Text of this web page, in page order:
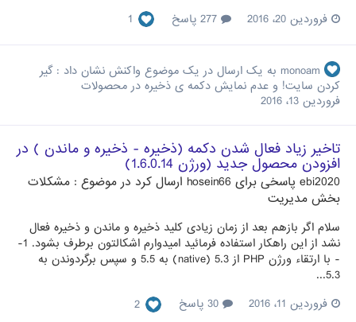
فروردین 20، 2016
1
monoam به یک ارسال در یک موضوع واکنش نشان داد :گیر
کردن سایت! و عدم نمایش دکمه ی ذخیره در محصولات
فروردین 13، 2016
تاخیر زیاد فعال شدن دکمه (ذخیره - ذخیره و ماندن ) در
افزودن محصول جدید (ورژن 1.6.0.14)
ebi2020 پاسخی برای hosein66 ارسال کرد در موضوع : مشکلات
بخش مدیریت
سلام اگر بازهم بعد از زمان زیادی کلید ذخیره و ماندن و ذخیره فعال
نشد از این راهکار استفاده فرمائید امیدوارم اشکالتون برطرف بشود. 1-
- با ارتقاء ورژن PHP از 5.3 (native) به 5.5 و سپس برگردوندن به
5.3...
فروردین 11، 2016
2